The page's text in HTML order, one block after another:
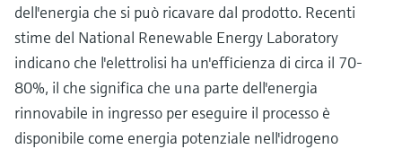
dell'energia che si può ricavare dal prodotto. Recenti
stime del National Renewable Energy Laboratory
indicano che l'elettrolisi ha un'efficienza di circa il 70-
80%, il che significa che una parte dell'energia
rinnovabile in ingresso per eseguire il processo è
disponibile come energia potenziale nell'idrogeno